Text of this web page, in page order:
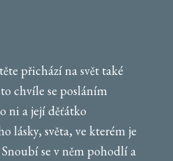
přichází na svět také
chvíle se posláním
ni a její děťátko
lásky, světa, ve kterém je
se v něm pohodlí a